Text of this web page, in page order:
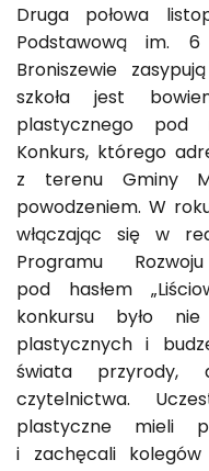
Druga połowa
Podstawową im.
Broniszewie
szkoła jest
plastycznego pod
Konkurs, którego
z terenu Gminy
powodzeniem. W
włączając się w
Programu
pod hasłem
konkursu było
plastycznych i
świata przyrody,
czytelnictwa.
plastyczne mieli
i zachęcali